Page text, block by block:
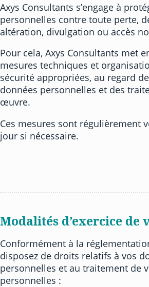
Axys Consultants s’engage à
personnelles contre toute perte,
altération, divulgation ou accès
Pour cela, Axys Consultants met
mesures techniques et
sécurité appropriées, au regard
données personnelles et des
œuvre.
Ces mesures sont régulièrement
jour si nécessaire.
Modalités d’exercice de
Conformément à la
disposez de droits relatifs à vos
personnelles et au traitement de
personnelles :